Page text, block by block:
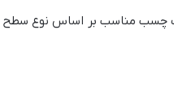
مناسب بر اساس نوع سطح و